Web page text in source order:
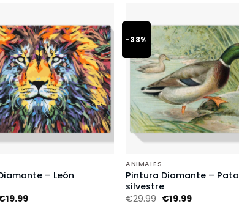
– León
19.99
-33%
ANIMALES
Pintura Diamante – Pato
silvestre
€29.99 €19.99